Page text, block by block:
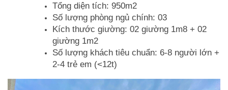
Tổng diện tích: 950m2
Số lượng phòng ngủ chính: 03
Kích thước giường: 02 giường 1m8 + 02
giường 1m2
Số lượng khách tiêu chuẩn: 6-8 người lớn +
2-4 trẻ em (<12t)